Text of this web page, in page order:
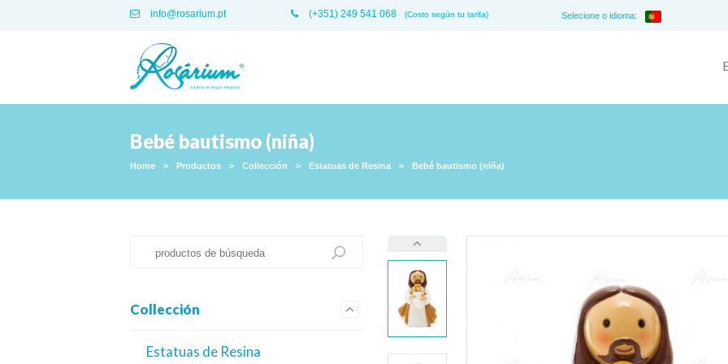
info@rosarium.pt (+351) 249 541 068 (Costo según tu tarifa) Selecione o idioma:
Bebé bautismo (niña)
Home > Productos > Collección > Estatuas de Resina > Bebé bautismo (niña)
Collección
Estatuas de Resina